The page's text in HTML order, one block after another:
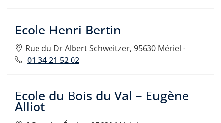
Ecole Henri Bertin
Rue du Dr Albert Schweitzer, 95630 Mériel -
01 34 21 52 02
Ecole du Bois du Val – Eugène
Alliot